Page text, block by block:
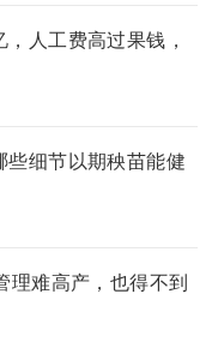
人工费高过果钱，
些细节以期秧苗能健
理难高产，也得不到